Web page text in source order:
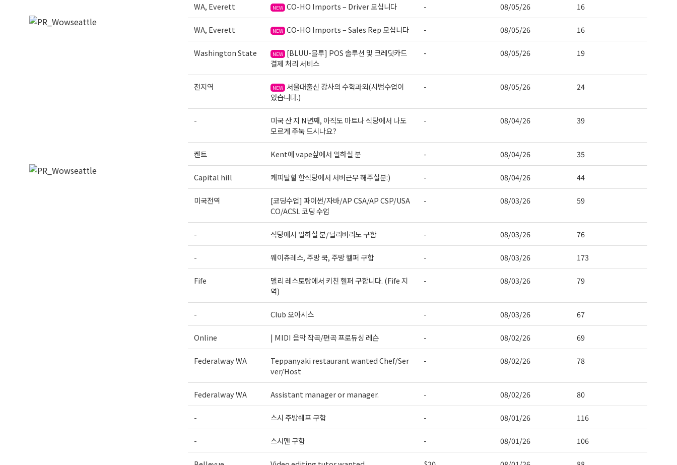
WA, Everett NEW CO-HO Imports – Driver 모십니다 - 08/05/26 16
WA, Everett NEW CO-HO Imports – Sales Rep 모십니다 - 08/05/26 16
Washington State NEW [BLUU-블루] POS 솔루션 및 크레딧카드
결제 처리 서비스
- 08/05/26 19
전지역 NEW 서울대출신 강사의 수학과외(시범수업이
있습니다.)
- 08/05/26 24
-
미국 산 지 N년째, 아직도 마트나 식당에서 나도
모르게 주눅 드시나요?
- 08/04/26 39
켄트 Kent에 vape샆에서 일하실 분 - 08/04/26 35
Capital hill 캐피탈힐 한식당에서 서버근무 해주실분:) - 08/04/26 44
미국전역
[코딩수업] 파이썬/자바/AP CSA/AP CSP/USA
CO/ACSL 코딩 수업
- 08/03/26 59
- 식당에서 일하실 분/딜리버리도 구함 - 08/03/26 76
- 웨이츄레스, 주방 쿡, 주방 헬퍼 구함 - 08/03/26 173
Fife
델리 레스토랑에서 키친 헬퍼 구합니다. (Fife 지
역)
- 08/03/26 79
- Club 오아시스 - 08/03/26 67
Online | MIDI 음악 작곡/편곡 프로듀싱 레슨 - 08/02/26 69
Federalway WA
Teppanyaki restaurant wanted Chef/Ser
ver/Host
- 08/02/26 78
Federalway WA Assistant manager or manager. - 08/02/26 80
- 스시 주방쉐프 구함 - 08/01/26 116
- 스시맨 구함 - 08/01/26 106